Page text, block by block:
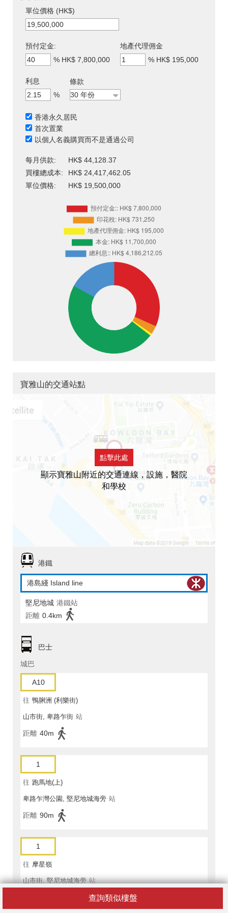
查詢類似樓盤
單位價格 (HK$)
預付定金:
% HK$ 7,800,000
地產代理佣金
% HK$ 195,000
利息
%
條款
香港永久居民
首次置業
以個人名義購買而不是通過公司
每月供款:
HK$ 44,128.37
買樓總成本:
HK$ 24,417,462.05
單位價格:
HK$ 19,500,000
寶雅山的交通站點
點擊此處
顯示寶雅山附近的交通連線，設施，醫院
和學校
港鐵
港島綫 Island line
堅尼地城 港鐵站
距離 0.4km
巴士
城巴
A10
往 鴨脷洲 (利樂街)
山市街, 卑路乍街 站
距離 40m
1
往 跑馬地(上)
卑路乍灣公園, 堅尼地城海旁 站
距離 90m
1
往 摩星嶺
山市街, 堅尼地城海旁 站